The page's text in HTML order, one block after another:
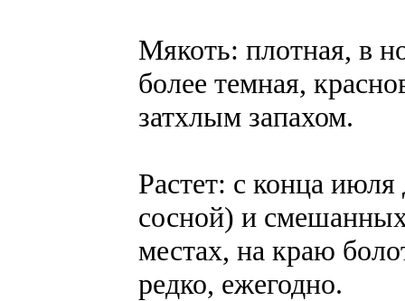
Мякоть: плотная, в
более темная,
затхлым запахом.
Растет: с конца
сосной) и
местах, на краю
редко, ежегодно.